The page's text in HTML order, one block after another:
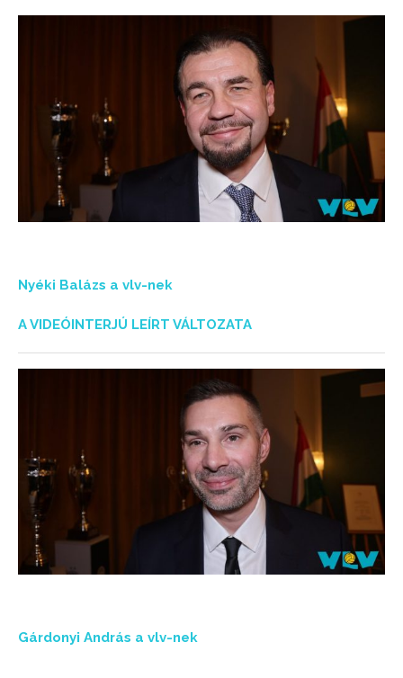
Nyéki Balázs a vlv-nek
A VIDEÓINTERJÚ LEÍRT VÁLTOZATA
Gárdonyi András a vlv-nek